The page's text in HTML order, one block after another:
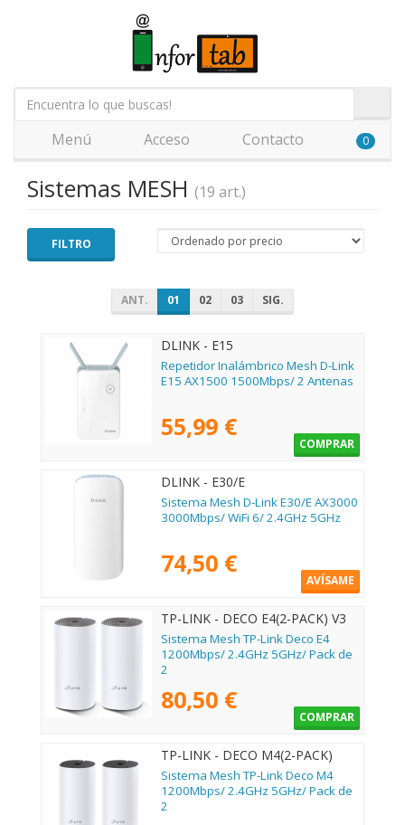
Menú Acceso Contacto 0
Sistemas MESH (19 art.)
FILTRO
ANT. 01 02 03 SIG.
DLINK - E15
Repetidor Inalámbrico Mesh D-Link
E15 AX1500 1500Mbps/ 2 Antenas
55,99 €
COMPRAR
DLINK - E30/E
Sistema Mesh D-Link E30/E AX3000
3000Mbps/ WiFi 6/ 2.4GHz 5GHz
74,50 €
AVÍSAME
TP-LINK - DECO E4(2-PACK) V3
Sistema Mesh TP-Link Deco E4
1200Mbps/ 2.4GHz 5GHz/ Pack de
2
80,50 €
COMPRAR
TP-LINK - DECO M4(2-PACK)
Sistema Mesh TP-Link Deco M4
1200Mbps/ 2.4GHz 5GHz/ Pack de
2